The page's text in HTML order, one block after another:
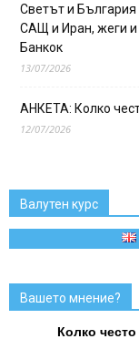
Светът и
САЩ и Иран, жеги и
Банкок
13/07/2026
АНКЕТА: Колко
12/07/2026
Валутен курс
Вашето мнение?
Колко